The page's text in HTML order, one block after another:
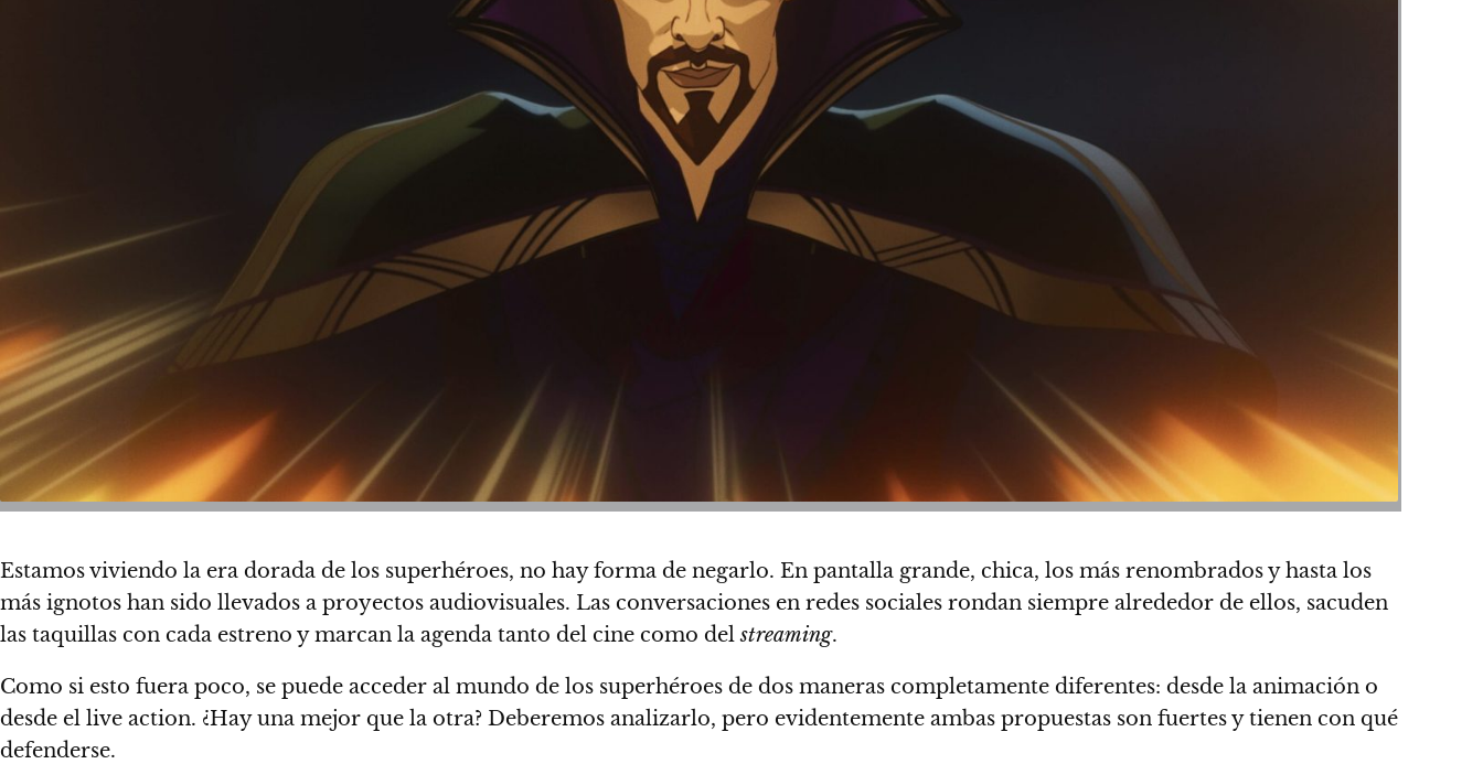
Estamos viviendo la era dorada de los superhéroes, no hay forma de negarlo. En pantalla grande, chica, los más renombrados y hasta los
más ignotos han sido llevados a proyectos audiovisuales. Las conversaciones en redes sociales rondan siempre alrededor de ellos, sacuden
las taquillas con cada estreno ymarcan la agenda tanto del cine como delstreaming.
Como si esto fuera poco, se puede acceder al mundo de los superhéroes de dos maneras completamente diferentes: desde la animación o
desde el live action. ¿Hay una mejor que la otra? Deberemos analizarlo, pero evidentemente ambas propuestas son fuertes y tienen con qué
defenderse.